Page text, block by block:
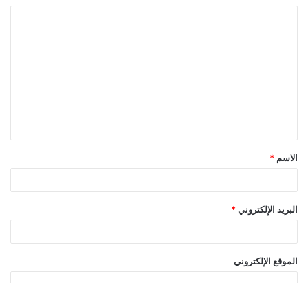
ق
*
الاسم *
البريد الإلكتروني *
الموقع الإلكتروني